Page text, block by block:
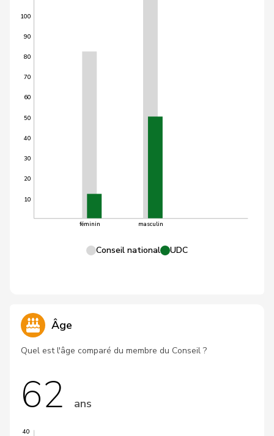
10
20
30
40
50
60
70
80
90
100
féminin masculin
Conseil national UDC
Âge
Quel est l'âge comparé du membre du Conseil ?
62 ans
40